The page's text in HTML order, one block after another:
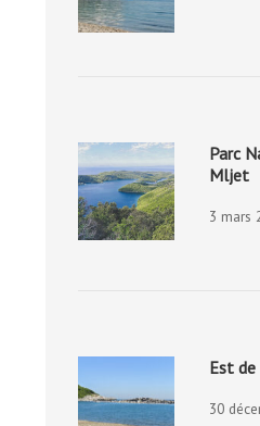
Parc
Mljet
3 mars
Est
30